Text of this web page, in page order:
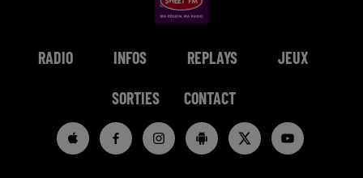
RADIO INFOS REPLAYS JEUX
SORTIES CONTACT